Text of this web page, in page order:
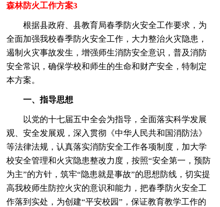
森林防火工作方案3
根据县政府、县教育局春季防火安全工作要求，为
全面加强我校春季防火安全工作，大力整治火灾隐患，
遏制火灾事故发生，增强师生消防安全意识，普及消防
安全常识，确保学校和师生的生命和财产安全，特制定
本方案。
一、指导思想
以党的十七届五中全会为指导，全面落实科学发展
观、安全发展观，深入贯彻《中华人民共和国消防法》
等法律法规，认真落实消防安全工作各项制度，加大学
校安全管理和火灾隐患整改力度，按照“安全第一，预防
为主”的方针，筑牢“隐患就是事故”的思想防线，切实提
高我校师生防控火灾的意识和能力，把春季防火安全工
作落到实处，为创建“平安校园”，保证教育教学工作的